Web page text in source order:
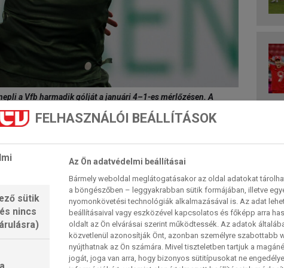
a Vfb harmadik gólját a januári 4–1-es mérlőzésen. A
fiatalember viszont valósz0núleg a kezdőcsapatban kap
Getty Images)
örömfoci is kialakulhat a sváb fővárosban
némi „presztízstétet” kölcsönözhet a
idény, de a meccsre csak idén januárban került
mentén háromgólos vendéggyőzelem
a hazai vereségek száma, kérdés
kerül sor. Egy biztató adata azért van
eddig csupán egyetlen egy végződött gól
FELHASZNÁLÓI BEÁLLÍTÁSOK
sütik
nincs
Az Ön adatvédelmi beállításai
Bármely weboldal meglátogatásakor az oldal adatokat
a böngészőben – leggyakrabban sütik formájában, illetve
nyomonkövetési technológiák alkalmazásával is. Az adat
beállításaival vagy eszközével kapcsolatos és főképp arra
oldalt az Ön elvárásai szerint működtessék. Az adatok
közvetlenül azonosítják Önt, azonban személyre szabottabb
nyújthatnak az Ön számára. Mivel tiszteletben tartjuk a
jogát, joga van arra, hogy bizonyos sütitípusokat ne